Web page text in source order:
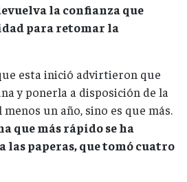
la confianza que
para retomar la
esta inició advirtieron que
y ponerla a disposición de la
un año, sino es que más.
que más rápido se ha
las paperas, que tomó cuatro